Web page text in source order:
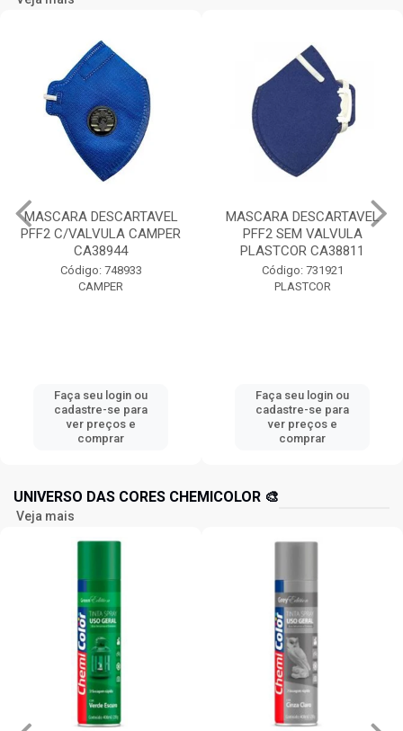
MASCARA DESCARTAVEL
PFF2 C/VALVULA CAMPER
CA38944
Código: 748933
CAMPER
Faça seu login ou
cadastre-se para
ver preços e
comprar
MASCARA DESCARTAVEL
PFF2 SEM VALVULA
PLASTCOR CA38811
Código: 731921
PLASTCOR
Faça seu login ou
cadastre-se para
ver preços e
comprar
UNIVERSO DAS CORES CHEMICOLOR 🎨
Veja mais